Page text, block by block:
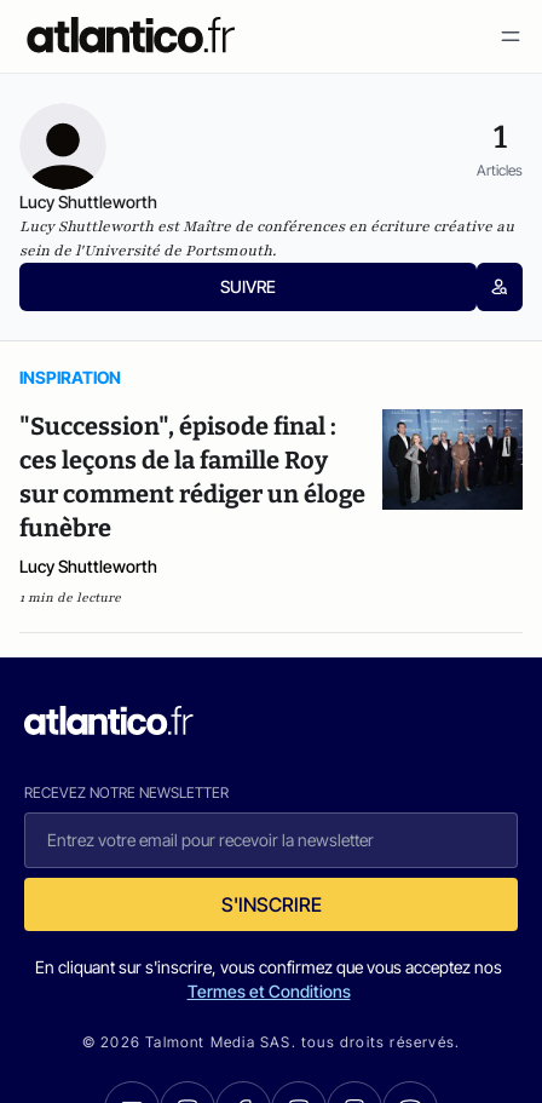
1
Articles
Lucy Shuttleworth
Lucy Shuttleworth est Maître de conférences en écriture créative au
sein de l'Université de Portsmouth.
SUIVRE
INSPIRATION
"Succession", épisode final :
ces leçons de la famille Roy
sur comment rédiger un éloge
funèbre
Lucy Shuttleworth
1 min de lecture
RECEVEZ NOTRE NEWSLETTER
S'INSCRIRE
En cliquant sur s'inscrire, vous confirmez que vous acceptez nos
Termes et Conditions
© 2026 Talmont Media SAS. tous droits réservés.